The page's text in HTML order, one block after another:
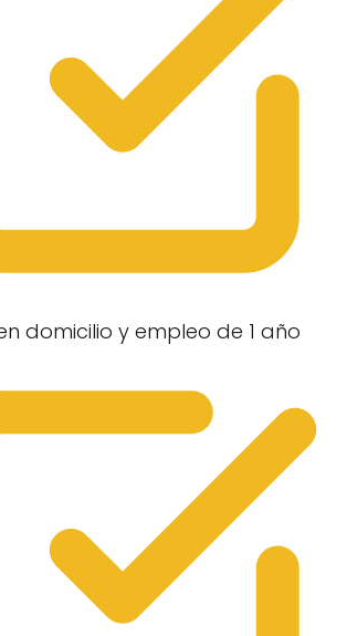
domicilio y empleo de 1 año